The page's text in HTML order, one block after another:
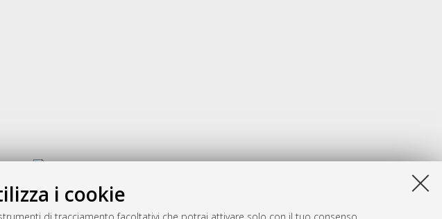
i cookie